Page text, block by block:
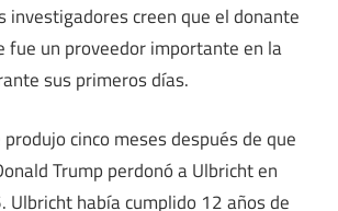
investigadores creen que el donante
fue un proveedor importante en la
sus primeros días.
cinco meses después de que
Trump perdonó a Ulbricht en
Ulbricht había cumplido 12 años de